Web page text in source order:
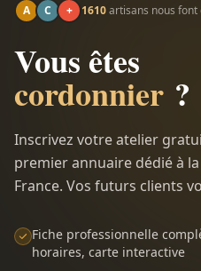
A C + 1610artisans nous font
Vous êtes
cordonnier ?
Inscrivez votre atelier
premier annuaire dédié à
France. Vos futurs clients
Fiche professionnelle
horaires, carte interactive